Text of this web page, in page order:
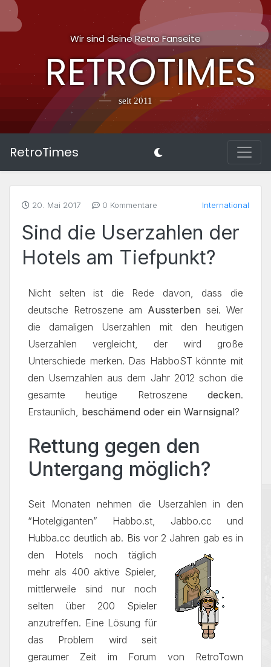
Wir sind deine Retro Fanseite
RETROTIMES
seit 2011
RetroTimes
20. Mai 2017 0 Kommentare International
Sind die Userzahlen der
Hotels am Tiefpunkt?
Nicht selten ist die Rede davon, dass die
deutsche Retroszene am Aussterben sei. Wer
die damaligen Userzahlen mit den heutigen
Userzahlen vergleicht, der wird große
Unterschiede merken. Das HabboST könnte mit
den Usernzahlen aus dem Jahr 2012 schon die
gesamte heutige Retroszene decken.
Erstaunlich, beschämend oder ein Warnsignal?
Rettung gegen den
Untergang möglich?
Seit Monaten nehmen die Userzahlen in den
“Hotelgiganten” Habbo.st, Jabbo.cc und
Hubba.cc deutlich ab. Bis vor 2 Jahren gab es in
den Hotels noch täglich
mehr als 400 aktive Spieler,
mittlerweile sind nur noch
selten über 200 Spieler
anzutreffen. Eine Lösung für
das Problem wird seit
geraumer Zeit im Forum von RetroTown